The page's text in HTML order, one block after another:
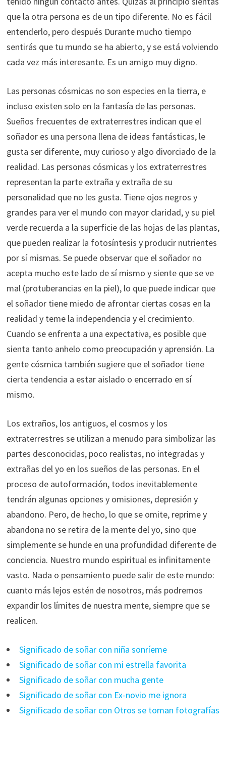
que la otra persona es de un tipo diferente. No es fácil
entenderlo, pero después Durante mucho tiempo
sentirás que tu mundo se ha abierto, y se está volviendo
cada vez más interesante. Es un amigo muy digno.
Las personas cósmicas no son especies en la tierra, e
incluso existen solo en la fantasía de las personas.
Sueños frecuentes de extraterrestres indican que el
soñador es una persona llena de ideas fantásticas, le
gusta ser diferente, muy curioso y algo divorciado de la
realidad. Las personas cósmicas y los extraterrestres
representan la parte extraña y extraña de su
personalidad que no les gusta. Tiene ojos negros y
grandes para ver el mundo con mayor claridad, y su piel
verde recuerda a la superficie de las hojas de las plantas,
que pueden realizar la fotosíntesis y producir nutrientes
por sí mismas. Se puede observar que el soñador no
acepta mucho este lado de sí mismo y siente que se ve
mal (protuberancias en la piel), lo que puede indicar que
el soñador tiene miedo de afrontar ciertas cosas en la
realidad y teme la independencia y el crecimiento.
Cuando se enfrenta a una expectativa, es posible que
sienta tanto anhelo como preocupación y aprensión. La
gente cósmica también sugiere que el soñador tiene
cierta tendencia a estar aislado o encerrado en sí
mismo.
Los extraños, los antiguos, el cosmos y los
extraterrestres se utilizan a menudo para simbolizar las
partes desconocidas, poco realistas, no integradas y
extrañas del yo en los sueños de las personas. En el
proceso de autoformación, todos inevitablemente
tendrán algunas opciones y omisiones, depresión y
abandono. Pero, de hecho, lo que se omite, reprime y
abandona no se retira de la mente del yo, sino que
simplemente se hunde en una profundidad diferente de
conciencia. Nuestro mundo espiritual es infinitamente
vasto. Nada o pensamiento puede salir de este mundo:
cuanto más lejos estén de nosotros, más podremos
expandir los límites de nuestra mente, siempre que se
realicen.
Significado de soñar con niña sonríeme
Significado de soñar con mi estrella favorita
Significado de soñar con mucha gente
Significado de soñar con Ex-novio me ignora
Significado de soñar con Otros se toman fotografías